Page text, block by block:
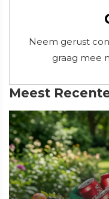
Neem gerust
graag mee
Meest